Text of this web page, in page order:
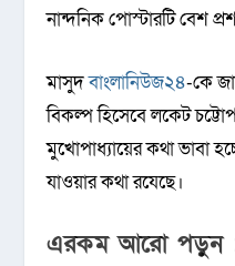
নান্দনিক পোস্টারটি বেশ
মাসুদবাংলানিউজ২৪-কে
বিকল্প হিসেবে লকেট
মুখোপাধ্যায়ের কথা ভাবা
যাওয়ার কথা রযেছে।
এরকম আরো পড়ুন